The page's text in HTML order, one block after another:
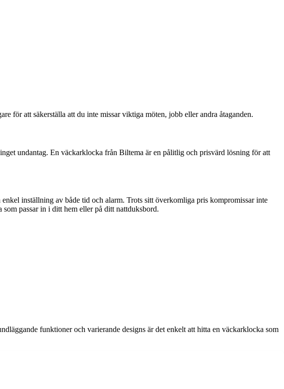
för att säkerställa att du inte missar viktiga möten, jobb eller andra åtaganden.
undantag. En väckarklocka från Biltema är en pålitlig och prisvärd lösning för att
inställning av både tid och alarm. Trots sitt överkomliga pris kompromissar inte
passar in i ditt hem eller på ditt nattduksbord.
funktioner och varierande designs är det enkelt att hitta en väckarklocka som